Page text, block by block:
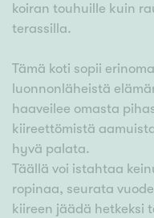
koiran touhuille kuin
terassilla.
Tämä koti sopii
luonnonläheistä
haaveilee omasta
kiireettömistä
hyvä palata.
Täällä voi istahtaa
ropinaa, seurata
kiireen jäädä hetkeksi